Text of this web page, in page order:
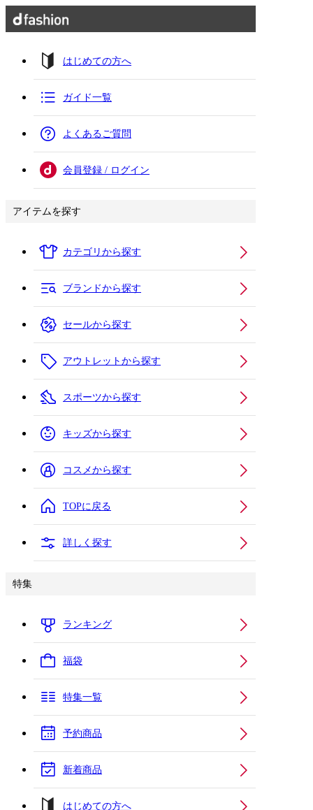
はじめての方へ
ガイド一覧
よくあるご質問
会員登録 / ログイン
アイテムを探す
カテゴリから探す
ブランドから探す
セールから探す
アウトレットから探す
スポーツから探す
キッズから探す
コスメから探す
TOPに戻る
詳しく探す
特集
ランキング
福袋
特集一覧
予約商品
新着商品
はじめての方へ